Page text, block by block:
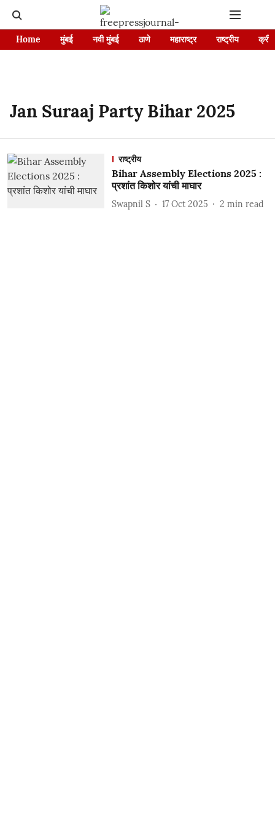
Home मुंबई नवी मुंबई ठाणे महाराष्ट्र राष्ट्रीय
Jan Suraaj Party Bihar 2025
राष्ट्रीय
Bihar Assembly Elections 2025 :
प्रशांत किशोर यांची माघार
Swapnil S 17 Oct 2025 2 min read